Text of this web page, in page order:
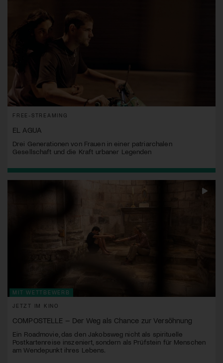
FREE-STREAMING
EL AGUA
Drei Generationen von Frauen in einer patriarchalen
Gesellschaft und die Kraft urbaner Legenden
MIT WETTBEWERB
JETZT IM KINO
COMPOSTELLE – Der Weg als Chance zur Versöhnung
Ein Roadmovie, das den Jakobsweg nicht als spirituelle
Postkartenreise inszeniert, sondern als Prüfstein für Menschen
am Wendepunkt ihres Lebens.